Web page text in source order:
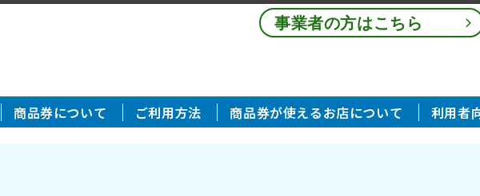
事業者の方はこちら
商品券について ご利用方法 商品券が使えるお店について 利用者